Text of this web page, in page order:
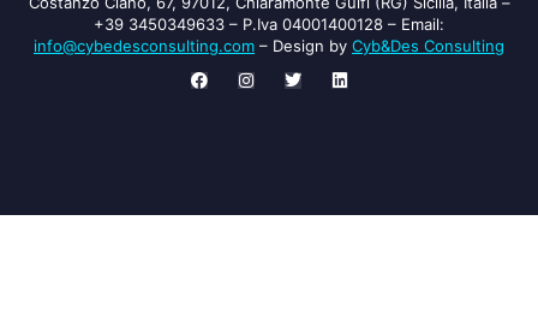
+39 3450349633 – P.Iva 04001400128 – Email:
info@cybedesconsulting.com ​ – Design by Cyb&Des Consulting